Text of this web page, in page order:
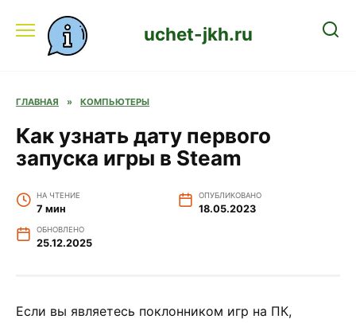
содержанию
uchet-jkh.ru
ГЛАВНАЯ » КОМПЬЮТЕРЫ
Как узнать дату первого
запуска игры в Steam
НА ЧТЕНИЕ
7 мин
ОПУБЛИКОВАНО
18.05.2023
ОБНОВЛЕНО
25.12.2025
Если вы являетесь поклонником игр на ПК,